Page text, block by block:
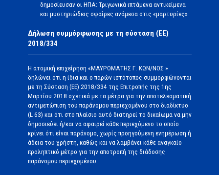
δημοσίευσαν οι ΗΠΑ: Τριγωνικά ιπτάμενα αντικείμενα
και μυστηριώδεις σφαίρες ανάμεσα στις «μαρτυρίες»
Δήλωση συμμόρφωσης με τη σύσταση (ΕΕ)
2018/334
Η ατομική επιχείρηση «ΜΑΥΡΟΜΑΤΗΣ Γ. ΚΩΝ/ΝΟΣ »
δηλώνει ότι η ίδια και ο παρών ιστότοπος συμμορφώνονται
με τη Σύσταση (ΕΕ) 2018/334 της Επιτροπής της 1ης
Μαρτίου 2018 σχετικά με τα μέτρα για την αποτελεσματική
αντιμετώπιση του παράνομου περιεχομένου στο διαδίκτυο
(L 63) και ότι στο πλαίσιο αυτό διατηρεί το δικαίωμα να μην
δημοσιεύει ή/και να αφαιρεί κάθε περιεχόμενο το οποίο
κρίνει ότι είναι παράνομο, χωρίς προηγούμενη ενημέρωση ή
άδεια του χρήστη, καθώς και να λαμβάνει κάθε αναγκαίο
προληπτικό μέτρο για την αποτροπή της διάδοσης
παράνομου περιεχομένου.